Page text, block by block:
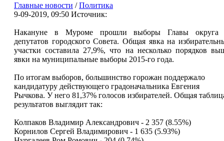
Главные новости /Политика
9-09-2019, 09:50 Источник:
Накануне в Муроме прошли выборы Главы округа
депутатов городского Совета. Общая явка на
участки составила 27,9%, что на несколько порядков
явки на муниципальные выборы 2015-го года.
По итогам выборов, большинство горожан поддержало
кандидатуру действующего градоначальника Евгения
Рычкова. У него 81,37% голосов избирателей. Общая
результатов выглядит так:
Колпаков Владимир Александрович - 2 357 (8.55%)
Корнилов Сергей Владимирович - 1 635 (5.93%)